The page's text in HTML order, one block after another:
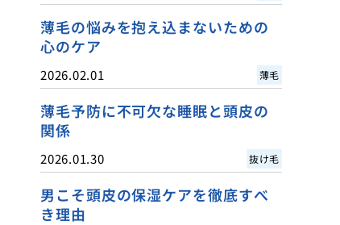
薄毛の悩みを抱え込まないための
心のケア
2026.02.01 薄毛
薄毛予防に不可欠な睡眠と頭皮の
関係
2026.01.30 抜け毛
男こそ頭皮の保湿ケアを徹底すべ
き理由